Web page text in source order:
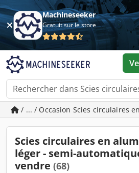
Machineseeker
Gratuit sur le store
/ ... / Occasion Scies circulaires
Scies circulaires en
léger - semi-
vendre (68)